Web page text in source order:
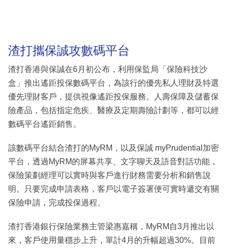
渣打攜保誠攻數碼平台
渣打香港與保誠在6月初公布，利用保監局「保險科技沙
盒」推出遙距投保數碼平台，為該行的優先私人理財及特選
優先理財客戶，提供視像遙距投保服務。人壽保障及儲蓄保
險產品，包括指定危疾、醫療及定期壽險計劃等，都可以經
數碼平台遙距銷售。
該數碼平台結合渣打的MyRM，以及保誠 myPrudential加密
平台，透過MyRM的屏幕共享、文字聊天及語音對話功能，
保險策劃經理可以實時與客戶進行財務需要分析和銷售說
明。只要完成申請表格，客戶以電子簽署便可實時遞交有關
保險申請，完成投保過程。
渣打香港銀行保險業務主管梁惠嘉稱，MyRM自3月推出以
來，客戶使用量穩步上升，單計4月的升幅超過30%。目前